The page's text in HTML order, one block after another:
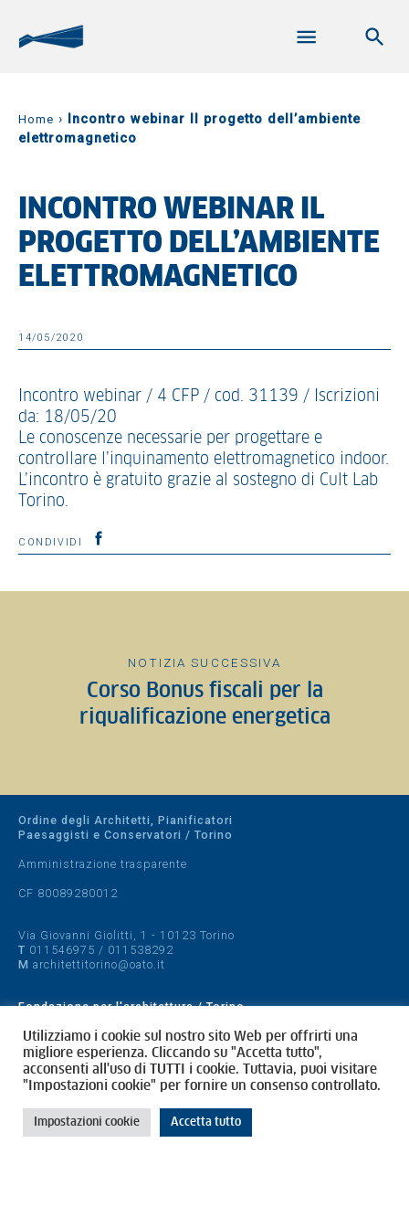
Home ›
Incontro webinar Il progetto dell’ambiente
elettromagnetico
INCONTRO WEBINAR IL
PROGETTO DELL’AMBIENTE
ELETTROMAGNETICO
14/05/2020
Incontro webinar / 4 CFP / cod. 31139 / Iscrizioni
da: 18/05/20
Le conoscenze necessarie per progettare e
controllare l’inquinamento elettromagnetico indoor.
L’incontro è gratuito grazie al sostegno di Cult Lab
Torino.
CONDIVIDI
NOTIZIA SUCCESSIVA
Corso Bonus fiscali per la
riqualificazione energetica
Ordine degli Architetti, Pianificatori
Paesaggisti e Conservatori / Torino
Amministrazione trasparente
CF 80089280012
Via Giovanni Giolitti, 1 - 10123 Torino
T 011546975 / 011538292
M architettitorino@oato.it
Fondazione per l'architettura / Torino
Designed by quattrolinee.it
Cookie Policy
Privacy Policy
Utilizziamo i cookie sul nostro sito Web per offrirti una
migliore esperienza. Cliccando su "Accetta tutto",
acconsenti all'uso di TUTTI i cookie. Tuttavia, puoi visitare
"Impostazioni cookie" per fornire un consenso controllato.
Impostazioni cookie Accetta tutto